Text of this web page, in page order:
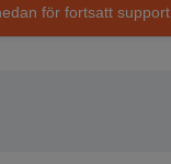
för fortsatt support.